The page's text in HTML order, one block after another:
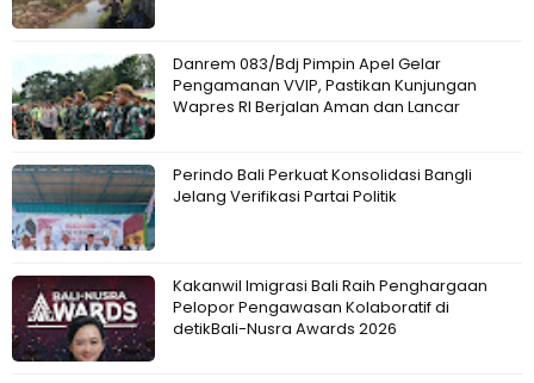
Danrem 083/Bdj Pimpin Apel Gelar
Pengamanan VVIP, Pastikan Kunjungan
Wapres RI Berjalan Aman dan Lancar
Perindo Bali Perkuat Konsolidasi Bangli
Jelang Verifikasi Partai Politik
Kakanwil Imigrasi Bali Raih Penghargaan
Pelopor Pengawasan Kolaboratif di
detikBali-Nusra Awards 2026